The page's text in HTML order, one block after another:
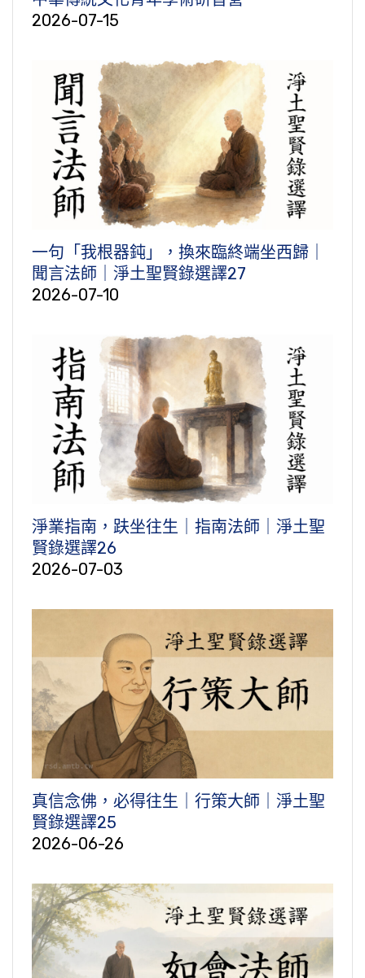
2026-07-15
一句「我根器鈍」，換來臨終端坐西歸｜
聞言法師｜淨土聖賢錄選譯27
2026-07-10
淨業指南，趺坐往生｜指南法師｜淨土聖
賢錄選譯26
2026-07-03
真信念佛，必得往生｜行策大師｜淨土聖
賢錄選譯25
2026-06-26